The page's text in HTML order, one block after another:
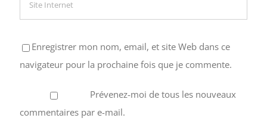
Enregistrer mon nom, email, et site Web dans ce
navigateur pour la prochaine fois que je commente.
Prévenez-moi de tous les nouveaux
commentaires par e-mail.